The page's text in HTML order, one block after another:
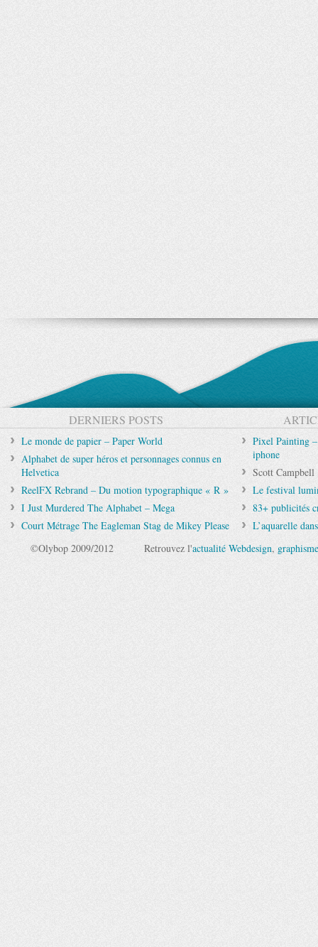
DERNIERS POSTS
Le monde de papier – Paper World
Alphabet de super héros et personnages connus en
Helvetica
ReelFX Rebrand – Du motion typographique « R »
I Just Murdered The Alphabet – Mega
Court Métrage The Eagleman Stag de Mikey Please
Pixel Painting
iphone
Scott Campbell
Le festival
83+ publicités
L’aquarelle
©Olybop 2009/2012
Retrouvez l'actualité Webdesign, graphisme